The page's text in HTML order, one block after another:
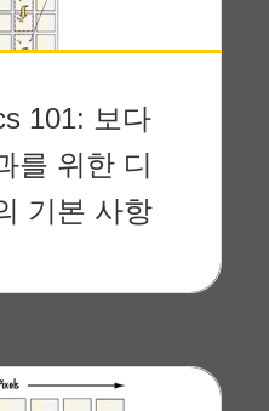
101: 보다
를 위한 디
기본 사항